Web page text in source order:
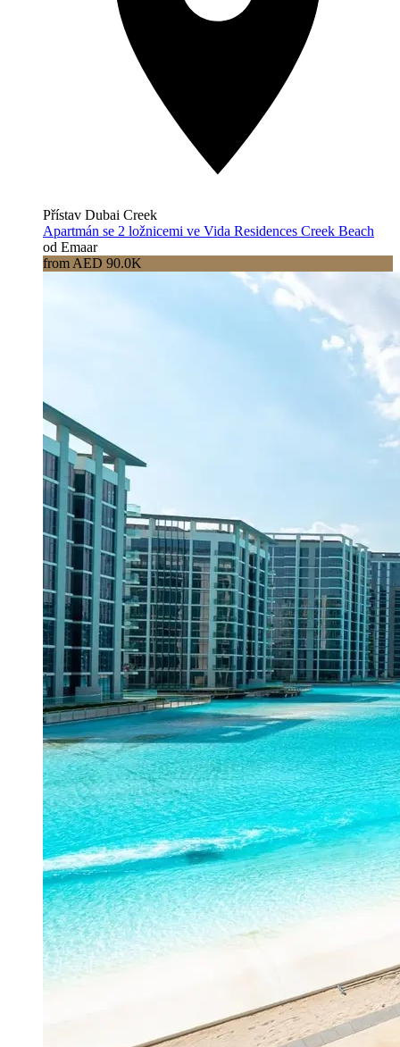
Přístav Dubai Creek
Apartmán se 2 ložnicemi ve Vida Residences Creek Beach
od Emaar
from AED 90.0K